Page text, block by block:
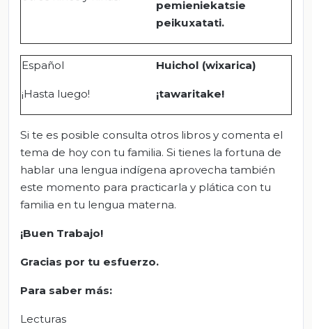
pemieniekatsie
peikuxatati.
Español
¡Hasta luego!
Huichol (wixarica)
¡tawaritake!
Si te es posible consulta otros libros y comenta el
tema de hoy con tu familia. Si tienes la fortuna de
hablar una lengua indígena aprovecha también
este momento para practicarla y plática con tu
familia en tu lengua materna.
¡Buen Trabajo!
Gracias por tu esfuerzo.
Para saber más:
Lecturas